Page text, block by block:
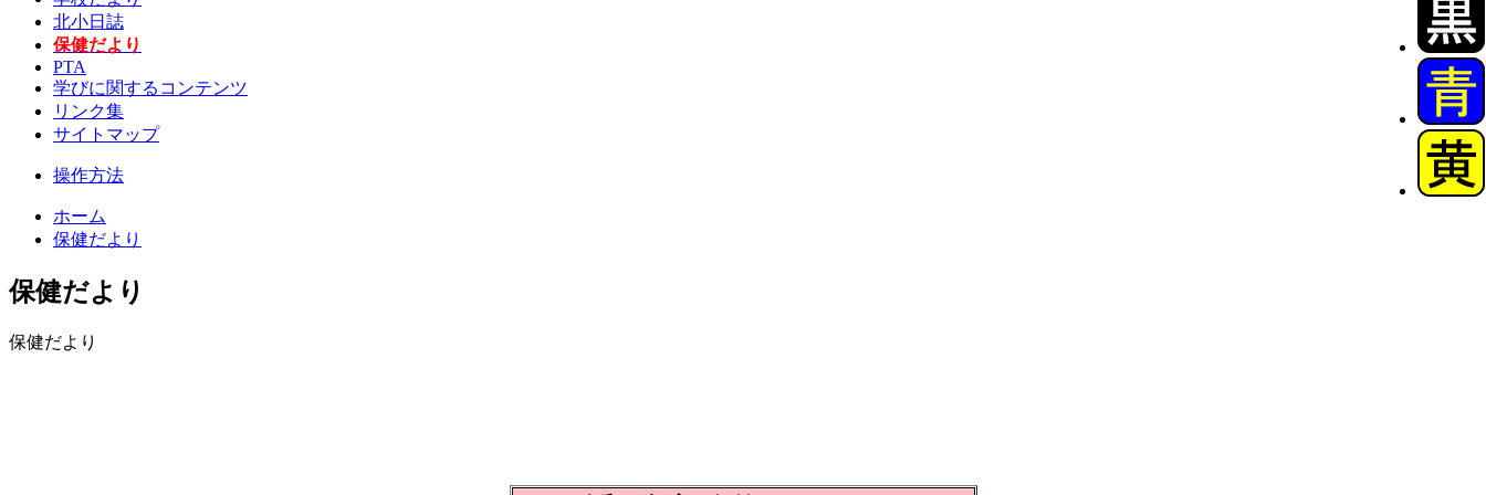
北小日誌
保健だより
PTA
学びに関するコンテンツ
リンク集
サイトマップ
操作方法
ホーム
保健だより
保健だより
保健だより